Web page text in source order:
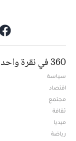
360 في نقرة واحدة
سياسة
اقتصاد
مجتمع
ثقافة
ميديا
رياضة